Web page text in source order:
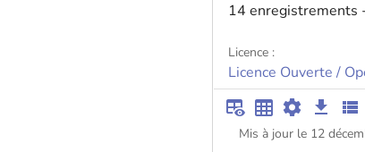
14 enregistrements
Licence :
Licence Ouverte /
Mis à jour le 12